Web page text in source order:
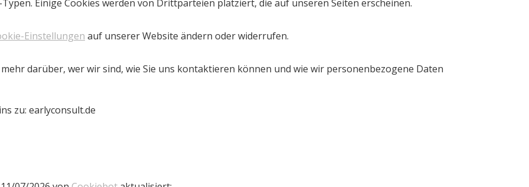
Einige Cookies werden von Drittparteien platziert, die auf unseren Seiten erscheinen.
Einstellungen auf unserer Website ändern oder widerrufen.
darüber, wer wir sind, wie Sie uns kontaktieren können und wie wir personenbezogene Daten
zu: earlyconsult.de